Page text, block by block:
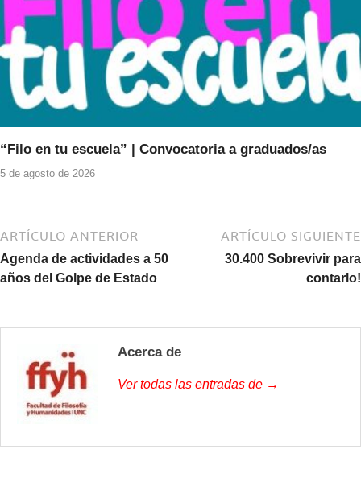
“Filo en tu escuela” | Convocatoria a graduados/as
5 de agosto de 2026
ARTÍCULO ANTERIOR
Agenda de actividades a 50
años del Golpe de Estado
ARTÍCULO SIGUIENTE
30.400 Sobrevivir para
contarlo!
Acerca de
Ver todas las entradas de →